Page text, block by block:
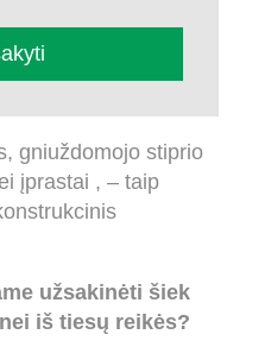
gniuždomojo stiprio
įprastai , – taip
užsakinėti šiek
iš tiesų reikės?